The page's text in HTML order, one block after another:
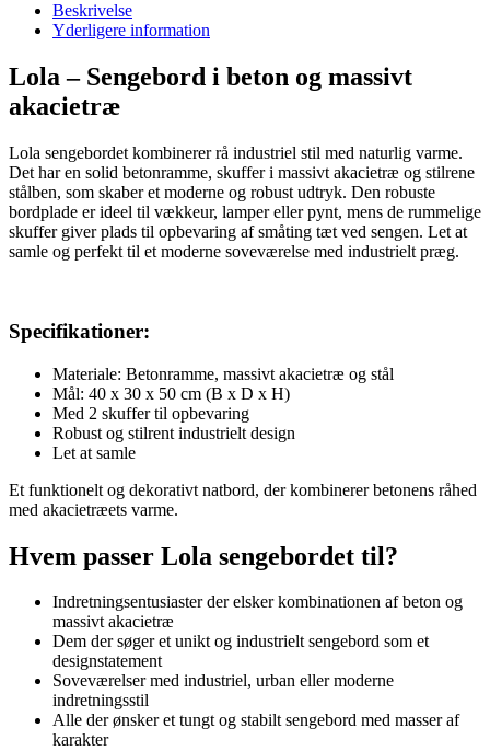
Beskrivelse
Yderligere information
Lola – Sengebord i beton og massivt
akacietræ
Lola sengebordet kombinerer rå industriel stil med naturlig varme.
Det har en solid betonramme, skuffer i massivt akacietræ og stilrene
stålben, som skaber et moderne og robust udtryk. Den robuste
bordplade er ideel til vækkeur, lamper eller pynt, mens de rummelige
skuffer giver plads til opbevaring af småting tæt ved sengen. Let at
samle og perfekt til et moderne soveværelse med industrielt præg.
Specifikationer:
Materiale: Betonramme, massivt akacietræ og stål
Mål: 40 x 30 x 50 cm (B x D x H)
Med 2 skuffer til opbevaring
Robust og stilrent industrielt design
Let at samle
Et funktionelt og dekorativt natbord, der kombinerer betonens råhed
med akacietræets varme.
Hvem passer Lola sengebordet til?
Indretningsentusiaster der elsker kombinationen af beton og
massivt akacietræ
Dem der søger et unikt og industrielt sengebord som et
designstatement
Soveværelser med industriel, urban eller moderne
indretningsstil
Alle der ønsker et tungt og stabilt sengebord med masser af
karakter